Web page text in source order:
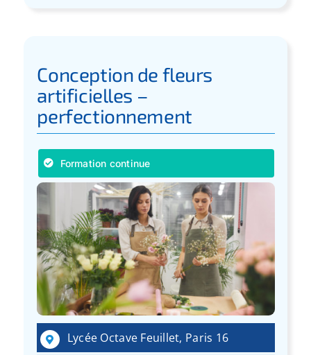
Conception de fleurs
artificielles –
perfectionnement
Formation continue
Lycée Octave Feuillet, Paris 16